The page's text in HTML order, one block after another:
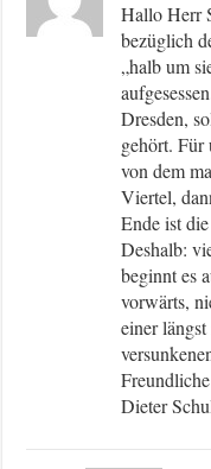
Hallo Herr
bezüglich
„halb um
Dresden,
gehört. Für
von dem
Viertel,
Ende ist
Deshalb:
beginnt es
vorwärts,
einer
Dieter